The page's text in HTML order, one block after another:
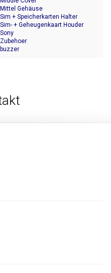
Mittel Gehäuse
Sim + Speicherkarten Halter
Sim- + Geheugenkaart Houder
Sony
Zubehoer
buzzer